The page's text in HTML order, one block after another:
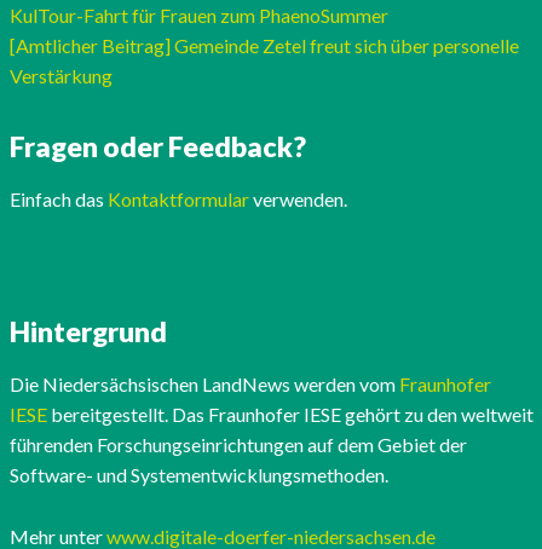
KulTour-Fahrt für Frauen zum PhaenoSummer
[Amtlicher Beitrag] Gemeinde Zetel freut sich über personelle
Verstärkung
Fragen oder Feedback?
Einfach das Kontaktformularverwenden.
Hintergrund
Die Niedersächsischen LandNews werden vom Fraunhofer
IESEbereitgestellt. Das Fraunhofer IESE gehört zu den weltweit
führenden Forschungseinrichtungen auf dem Gebiet der
Software- und Systementwicklungsmethoden.
Mehr unterwww.digitale-doerfer-niedersachsen.de